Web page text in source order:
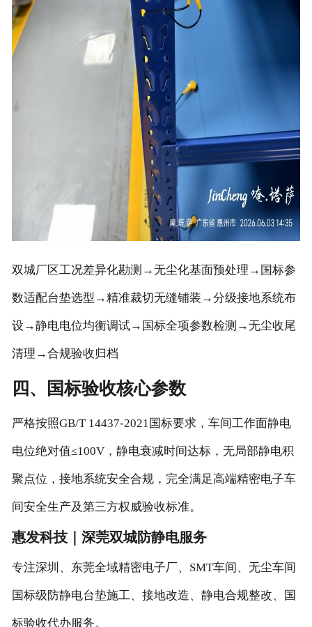
双城厂区工况差异化勘测→无尘化基面预处理→国标参
数适配台垫选型→精准裁切无缝铺装→分级接地系统布
设→静电电位均衡调试→国标全项参数检测→无尘收尾
清理→合规验收归档
四、国标验收核心参数
严格按照GB/T 14437-2021国标要求，车间工作面静电
电位绝对值≤100V，静电衰减时间达标，无局部静电积
聚点位，接地系统安全合规，完全满足高端精密电子车
间安全生产及第三方权威验收标准。
惠发科技｜深莞双城防静电服务
专注深圳、东莞全域精密电子厂、SMT车间、无尘车间
国标级防静电台垫施工、接地改造、静电合规整改、国
标验收代办服务。